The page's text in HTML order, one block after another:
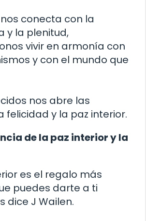
conecta con la
y la plenitud,
vivir en armonía con
y con el mundo que
nos abre las
felicidad y la paz interior.
de la paz interior y la
es el regalo más
puedes darte a ti
dice J Wailen.